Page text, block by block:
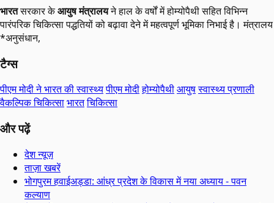
भारतसरकार केआयुष मंत्रालयने हाल के वर्षों में होम्योपैथी सहित विभिन्न
पारंपरिक चिकित्सा पद्धतियों को बढ़ावा देने में महत्वपूर्ण भूमिका निभाई है। मंत्रालय
*अनुसंधान,
टैग्स
पीएम मोदी ने भारत की स्वास्थ्यपीएम मोदीहोम्योपैथीआयुषस्वास्थ्य प्रणाली
वैकल्पिक चिकित्साभारतचिकित्सा
और पढ़ें
देश न्यूज़
ताज़ा खबरें
भोगपुरम हवाईअड्डा: आंध्र प्रदेश के विकास में नया अध्याय - पवन
कल्याण